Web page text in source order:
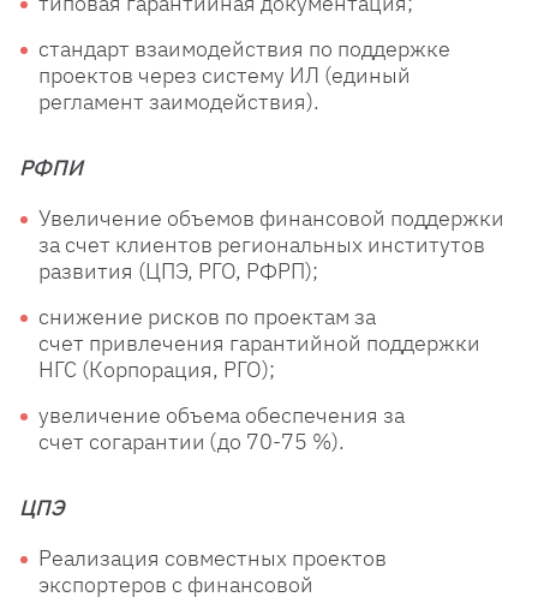
стандарт взаимодействия по поддержке
проектов через систему ИЛ (единый
регламент заимодействия).
РФПИ
Увеличение объемов финансовой поддержки
за счет клиентов региональных институтов
развития (ЦПЭ, РГО, РФРП);
снижение рисков по проектам за
счет привлечения гарантийной поддержки
НГС (Корпорация, РГО);
увеличение объема обеспечения за
счет согарантии (до 70-75 %).
ЦПЭ
Реализация совместных проектов
экспортеров с финансовой